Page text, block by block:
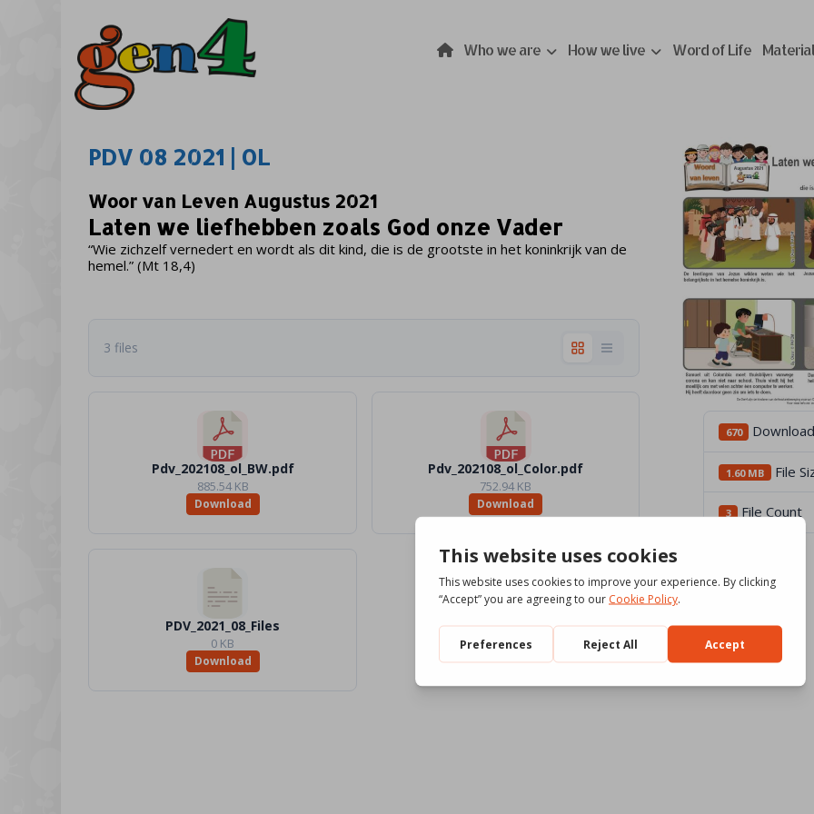
Who we are How we live Word of Life
PDV 08 2021 | OL
Woor van Leven Augustus 2021
Laten we liefhebben zoals God onze Vader
“Wie zichzelf vernedert en wordt als dit kind, die is de grootste in het koninkrijk van de
hemel.” (Mt 18,4)
3 files
Pdv_202108_ol_BW.pdf
885.54 KB
Download
Pdv_202108_ol_Color.pdf
752.94 KB
Download
PDV_2021_08_Files
0 KB
Download
670 Download
1.60 MB File
3 File Count